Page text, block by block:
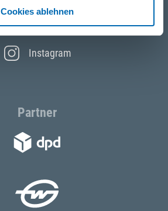
Cookies ablehnen
Facebook
Instagram
Partner